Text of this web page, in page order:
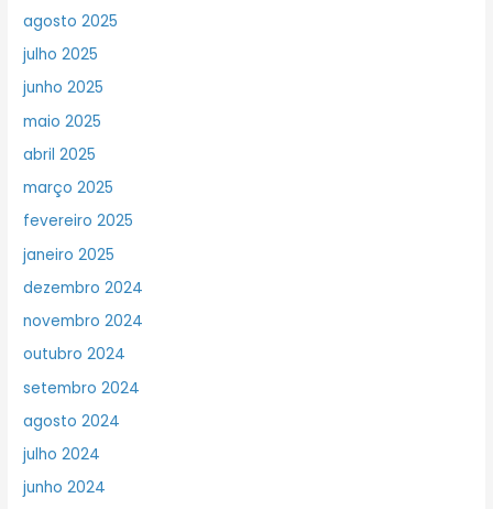
agosto 2025
julho 2025
junho 2025
maio 2025
abril 2025
março 2025
fevereiro 2025
janeiro 2025
dezembro 2024
novembro 2024
outubro 2024
setembro 2024
agosto 2024
julho 2024
junho 2024